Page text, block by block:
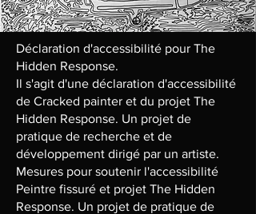
Déclaration d'accessibilité pour The
Hidden Response.
Il s'agit d'une déclaration d'accessibilité
de Cracked painter et du projet The
Hidden Response. Un projet de
pratique de recherche et de
développement dirigé par un artiste.
Mesures pour soutenir l'accessibilité
Peintre fissuré et projet The Hidden
Response. Un projet de pratique de